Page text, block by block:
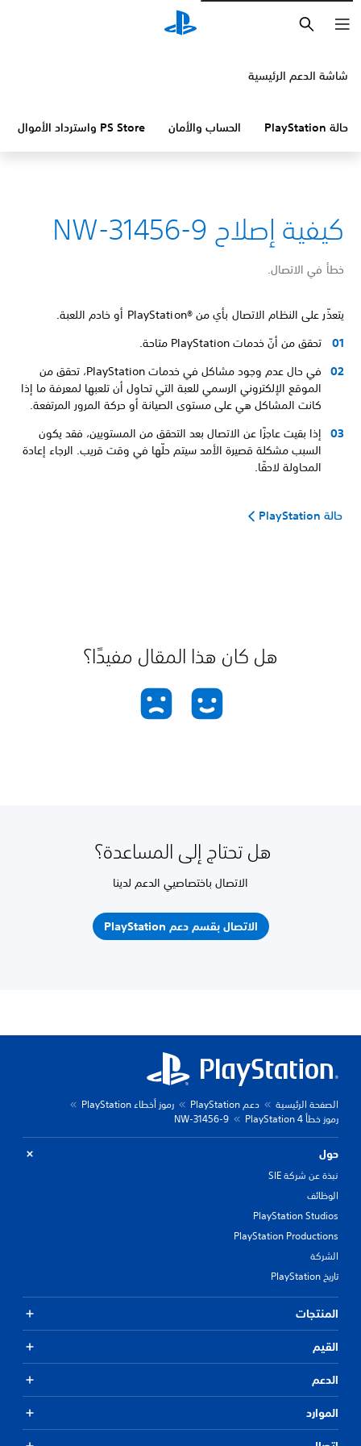
شاشة الدعم الرئيسية
حالة PlayStation الحساب والأمان PS Store واسترداد الأموال
كيفية إصلاح NW-31456-9
خطأ في الاتصال.
يتعذّر على النظام الاتصال بأي من PlayStation®‎ أو خادم اللعبة.
تحقق من أنّ خدمات PlayStation متاحة.
في حال عدم وجود مشاكل في خدمات PlayStation، تحقق من
الموقع الإلكتروني الرسمي للعبة التي تحاول أن تلعبها لمعرفة ما إذا
كانت المشاكل هي على مستوى الصيانة أو حركة المرور المرتفعة.
إذا بقيت عاجزًا عن الاتصال بعد التحقق من المستويين، فقد يكون
السبب مشكلة قصيرة الأمد سيتم حلّها في وقت قريب. الرجاء إعادة
المحاولة لاحقًا.
حالة PlayStation
هل كان هذا المقال مفيدًا؟
هل تحتاج إلى المساعدة؟
الاتصال باختصاصيي الدعم لدينا
الاتصال بقسم دعم PlayStation
الصفحة الرئيسية دعم PlayStation
رموز أخطاء PlayStation
رموز خطأ PlayStation 4
NW-31456-9
حول
نبذة عن شركة SIE
الوظائف
PlayStation Studios
PlayStation Productions
الشركة
تاريخ PlayStation
المنتجات
القيم
الدعم
الموارد